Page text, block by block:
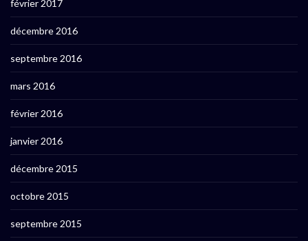
février 2017
décembre 2016
septembre 2016
mars 2016
février 2016
janvier 2016
décembre 2015
octobre 2015
septembre 2015